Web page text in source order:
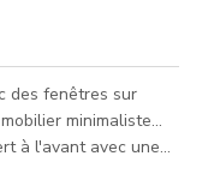
des fenêtres sur
minimaliste...
à l'avant avec une